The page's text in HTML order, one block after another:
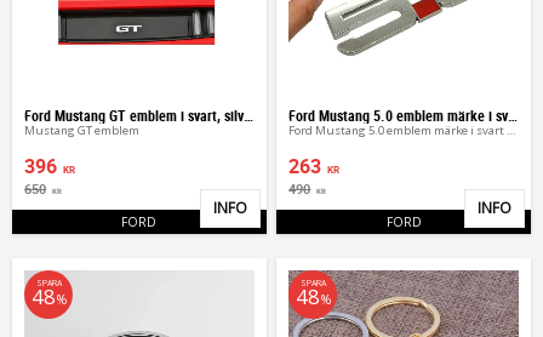
Ford Mustang GT emblem i svart, silver
Mustang GT emblem
396 KR
650 KR
FORD Lägg till i favoriter
INFO
Ford Mustang 5.0 emblem märke i svart silver
263 KR
490 KR
FORD
INFO
SPARA
48%
SPARA
48%